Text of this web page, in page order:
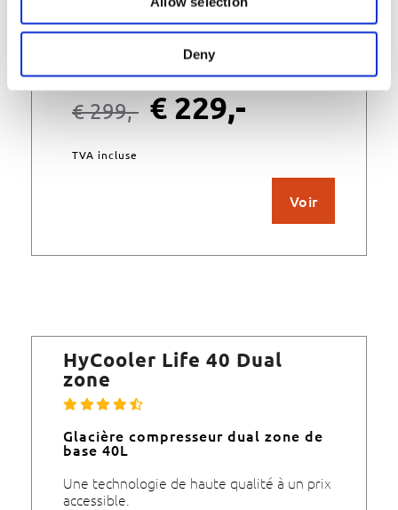
Deny
€299,- € 229,-
TVA incluse
Voir
HyCooler Life 40 Dual
zone
Glacière compresseur dual zone de
base 40L
Une technologie de haute qualité à un prix
accessible.